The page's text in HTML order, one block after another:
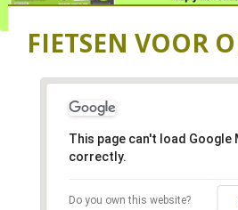
FIETSEN VOOR
This page can't load Google
correctly.
Do you own this website?